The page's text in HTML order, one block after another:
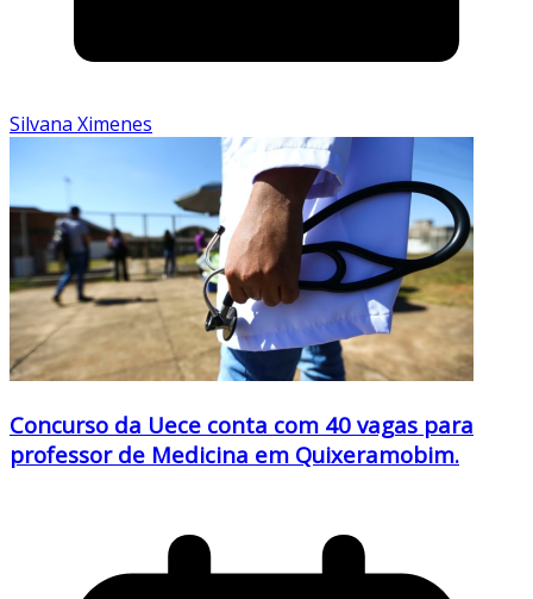
Silvana Ximenes
Concurso da Uece conta com 40 vagas para
professor de Medicina em Quixeramobim.